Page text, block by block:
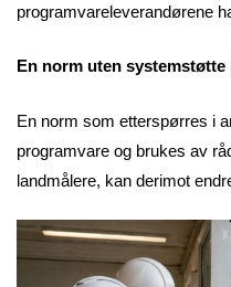
programvareleverandørene
En norm uten
En norm som etterspørres i
programvare og brukes av
landmålere, kan derimot